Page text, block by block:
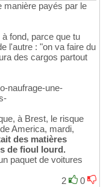
manière payés par le
fond, parce que tu
l'autre : "on va faire du
des cargos partout
naufrage-une-
à Brest, le risque
America, mardi,
des matières
de fioul lourd.
paquet de voitures
2
0